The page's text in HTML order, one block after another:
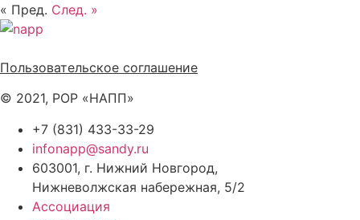
« Пред. След. »
Пользовательское соглашение
© 2021, РОР «НАПП»
+7 (831) 433-33-29
infonapp@sandy.ru
603001, г. Нижний Новгород,
Нижневолжская набережная, 5/2
Ассоциация